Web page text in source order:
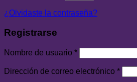
¿Olvidaste la contraseña?
Registrarse
Nombre de usuario *
Dirección de correo electrónico *